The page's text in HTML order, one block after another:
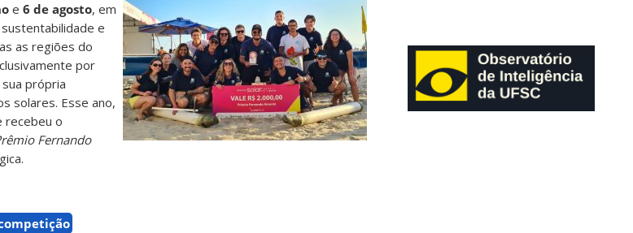
e 6 de agosto, em
e
as regiões do
por
própria
solares. Esse ano,
recebeu o
Fernando